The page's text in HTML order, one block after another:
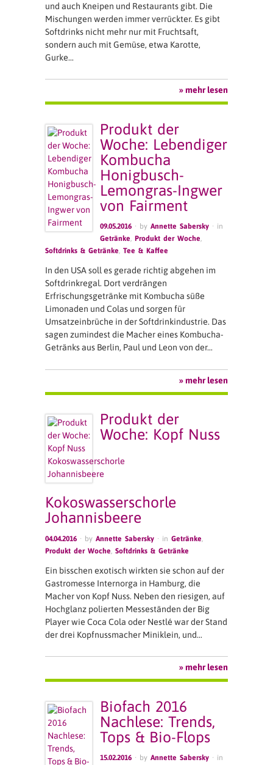
und auch Kneipen und Restaurants gibt. Die
Mischungen werden immer verrückter. Es gibt
Softdrinks nicht mehr nur mit Fruchtsaft,
sondern auch mit Gemüse, etwa Karotte,
Gurke…
» mehr lesen
Produkt der
Woche: Lebendiger
Kombucha
Honigbusch-
Lemongras-Ingwer
von Fairment
09.05.2016 · byAnnette Sabersky · in
Getränke,Produkt der Woche,
Softdrinks & Getränke, Tee & Kaffee
In den USA soll es gerade richtig abgehen im
Softdrinkregal. Dort verdrängen
Erfrischungsgetränke mit Kombucha süße
Limonaden und Colas und sorgen für
Umsatzeinbrüche in der Softdrinkindustrie. Das
sagen zumindest die Macher eines Kombucha-
Getränks aus Berlin, Paul und Leon von der…
» mehr lesen
Produkt der
Woche: Kopf Nuss
Kokoswasserschorle
Johannisbeere
04.04.2016 · by Annette Sabersky · in Getränke
Produkt der Woche Softdrinks & Getränke
Ein bisschen exotisch wirkten sie schon auf der
Gastromesse Internorga in Hamburg, die
Macher von Kopf Nuss. Neben den riesigen, auf
Hochglanz polierten Messeständen der Big
Player wie Coca Cola oder Nestlé war der Stand
der drei Kopfnussmacher Miniklein, und…
» mehr lesen
Biofach 2016
Nachlese: Trends,
Tops & Bio-Flops
15.02.2016 · byAnnette Sabersky · in